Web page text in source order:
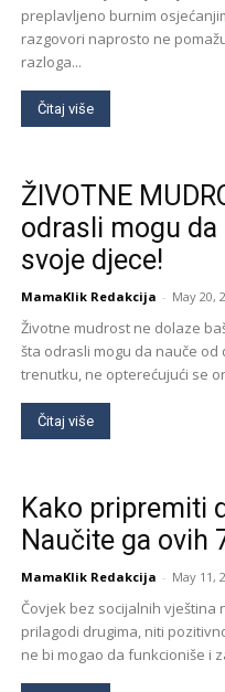
preplavljeno burnim
razgovori naprosto ne
razloga...
Čitaj više
ŽIVOTNE
odrasli mogu da
svoje djece!
MamaKlik Redakcija - May 20,
Životne mudrost ne dolaze
šta odrasli mogu da nauče od
trenutku, ne opterećujući se
Čitaj više
Kako pripremiti
Naučite ga ovih
MamaKlik Redakcija - May 11,
Čovjek bez socijalnih vještina
prilagodi drugima, niti
ne bi mogao da funkcioniše i